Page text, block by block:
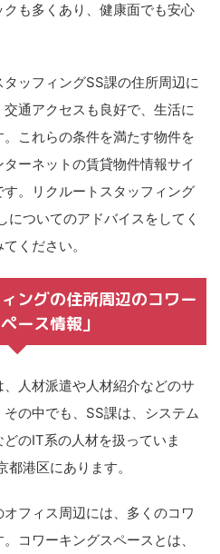
も多くあり、健康面でも安心
ッフィングSS課の住所周辺に
通アクセスも良好で、生活に
これらの条件を満たす物件を
ーネットの賃貸物件情報サイ
。リクルートスタッフィング
についてのアドバイスをしてく
ください。
ングの住所周辺のコワー
ース情報」
人材派遣や人材紹介などのサ
の中でも、SS課は、システム
のIT系の人材を扱っていま
港区にあります。
フィス周辺には、多くのコワ
コワーキングスペースとは、